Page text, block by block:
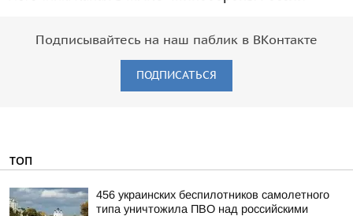
Подписывайтесь на наш паблик в ВКонтакте
ПОДПИСАТЬСЯ
ТОП
456 украинских беспилотников самолетного
типа уничтожила ПВО над российскими